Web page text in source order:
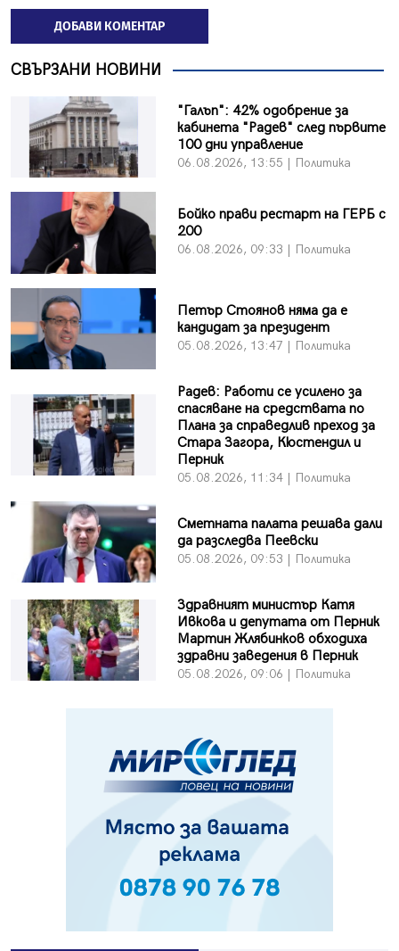
ДОБАВИ КОМЕНТАР
СВЪРЗАНИ НОВИНИ
"Галъп": 42% одобрение за
кабинета "Радев" след първите
100 дни управление
06.08.2026, 13:55 | Политика
Бойко прави рестарт на ГЕРБ с
200
06.08.2026, 09:33 | Политика
Петър Стоянов няма да е
кандидат за президент
05.08.2026, 13:47 | Политика
Радев: Работи се усилено за
спасяване на средствата по
Плана за справедлив преход за
Стара Загора, Кюстендил и
Перник
05.08.2026, 11:34 | Политика
Сметната палата решава дали
да разследва Пеевски
05.08.2026, 09:53 | Политика
Здравният министър Катя
Ивкова и депутата от Перник
Мартин Жлябинков обходиха
здравни заведения в Перник
05.08.2026, 09:06 | Политика